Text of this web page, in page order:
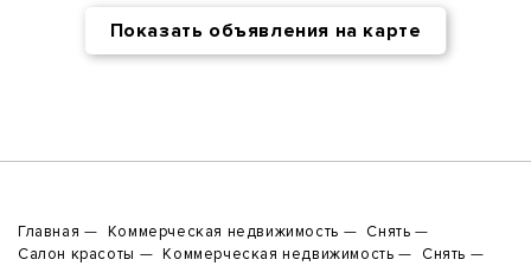
Показать объявления на карте
Главная Коммерческая недвижимость
Снять
Салон красоты
Коммерческая недвижимость
Снять